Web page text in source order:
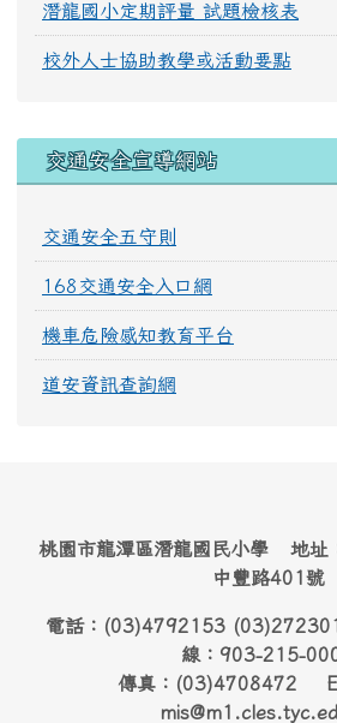
潛龍國小定期評量 試題檢核表
校外人士協助教學或活動要點
交通安全宣導網站
交通安全五守則
168交通安全入口網
機車危險感知教育平台
道安資訊查詢網
桃園市龍潭區潛龍國民小學 地址
中豐路401號
電話：(03)4792153
線：903-215-
傳真：(03)4708472